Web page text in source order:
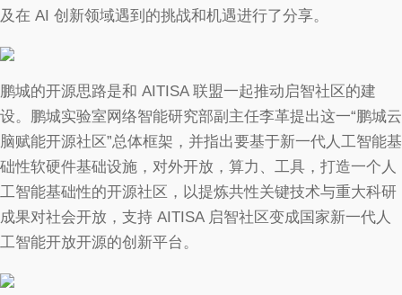
及在 AI 创新领域遇到的挑战和机遇进行了分享。
鹏城的开源思路是和 AITISA 联盟一起推动启智社区的建
设。鹏城实验室网络智能研究部副主任李革提出这一“鹏城云
脑赋能开源社区”总体框架，并指出要基于新一代人工智能基
础性软硬件基础设施，对外开放，算力、工具，打造一个人
工智能基础性的开源社区，以提炼共性关键技术与重大科研
成果对社会开放，支持 AITISA 启智社区变成国家新一代人
工智能开放开源的创新平台。